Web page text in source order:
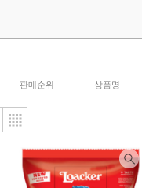
판매순위 상품명